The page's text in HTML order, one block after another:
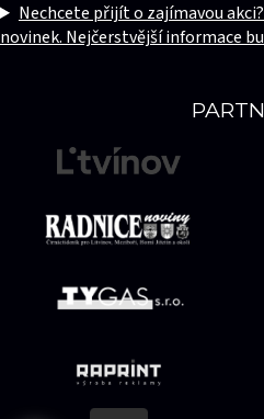
Nechcete přijít o zajímavou
novinek. Nejčerstvější informace